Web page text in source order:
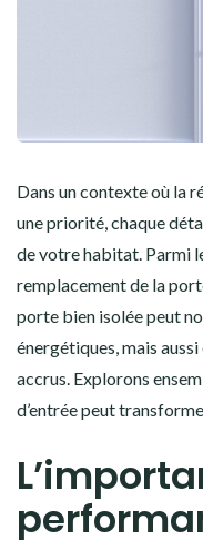
Dans un contexte où la
une priorité, chaque
de votre habitat. Parmi
remplacement de la
porte bien isolée peut
énergétiques, mais
accrus. Explorons
d’entrée peut